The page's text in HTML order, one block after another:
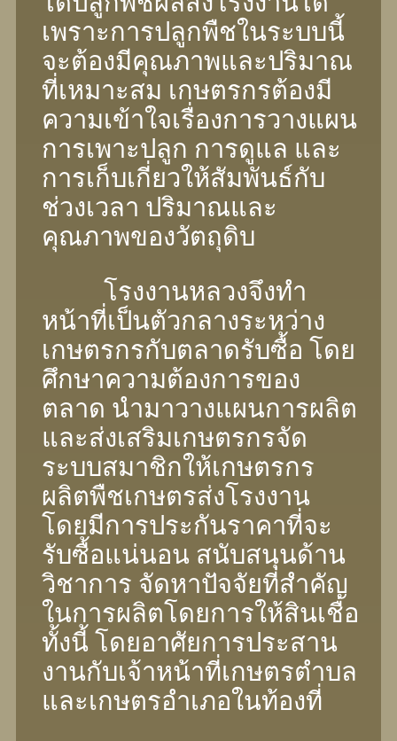
เพราะการปลูกพืชในระบบนี้
จะต้องมีคุณภาพและปริมาณ
ที่เหมาะสม เกษตรกรต้องมี
ความเข้าใจเรื่องการวางแผน
การเพาะปลูก การดูแล และ
การเก็บเกี่ยวให้สัมพันธ์กับ
ช่วงเวลา ปริมาณและ
คุณภาพของวัตถุดิบ
โรงงานหลวงจึงทํา
หน้าที่เป็นตัวกลางระหว่าง
เกษตรกรกับตลาดรับซื้อ โดย
ศึกษาความต้องการของ
ตลาด นํามาวางแผนการผลิต
และส่งเสริมเกษตรกรจัด
ระบบสมาชิกให้เกษตรกร
ผลิตพืชเกษตรส่งโรงงาน
โดยมีการประกันราคาที่จะ
รับซื้อแน่นอน สนับสนุนด้าน
วิชาการ จัดหาปัจจัยที่สําคัญ
ในการผลิตโดยการให้สินเชื่อ
ทั้งนี้ โดยอาศัยการประสาน
งานกับเจ้าหน้าที่เกษตรตําบล
และเกษตรอําเภอในท้องที่